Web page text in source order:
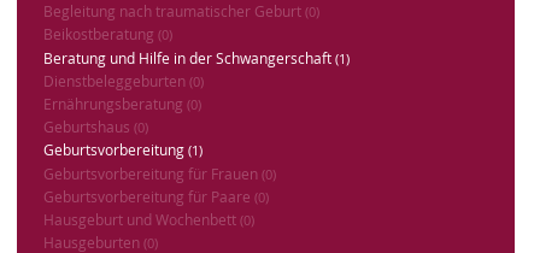
Begleitung nach traumatischer Geburt (0)
Beikostberatung (0)
Beratung und Hilfe in der Schwangerschaft (1)
Dienstbeleggeburten (0)
Ernährungsberatung (0)
Geburtshaus (0)
Geburtsvorbereitung (1)
Geburtsvorbereitung für Frauen (0)
Geburtsvorbereitung für Paare (0)
Hausgeburt und Wochenbett (0)
Hausgeburten (0)